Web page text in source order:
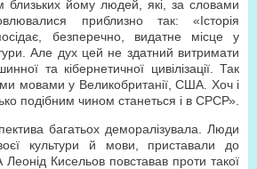
близьких йому людей, які, за словами
приблизно так: «Історія
безперечно, видатне місце у
Але дух цей не здатний витримати
та кібернетичної цивілізації. Так
мовами у Великобританії, США. Хоч і
подібним чином станеться і в СРСР».
багатьох деморалізувала. Люди
культури й мови, приставали до
Леонід Кисельов повставав проти такої